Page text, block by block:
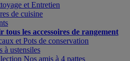
et Entretien
de cuisine
tous les accessoires de rangement
et Pots de conservation
à ustensiles
Nos amis à 4 pattes